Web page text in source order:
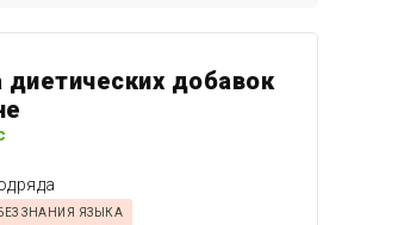
диетических добавок
БЕЗ ЗНАНИЯ ЯЗЫКА